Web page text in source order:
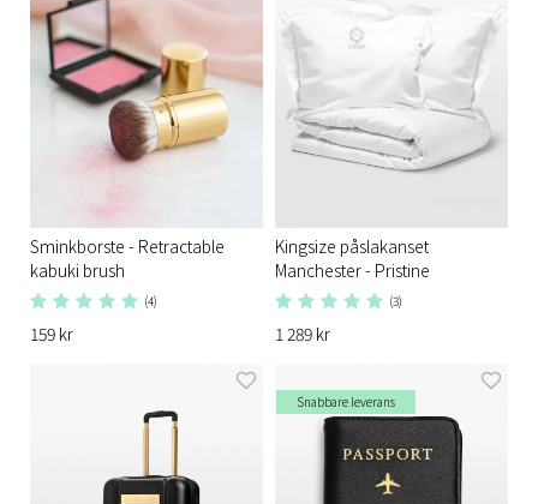
Sminkborste - Retractable
kabuki brush
(4)
159 kr
Kingsize påslakanset
Manchester - Pristine
(3)
1 289 kr
Snabbare leverans